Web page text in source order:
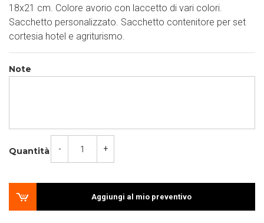
18x21 cm. Colore avorio con laccetto di vari colori.
Sacchetto personalizzato. Sacchetto contenitore per set
cortesia hotel e agriturismo.
Note
Quantità - +
Aggiungi al mio preventivo